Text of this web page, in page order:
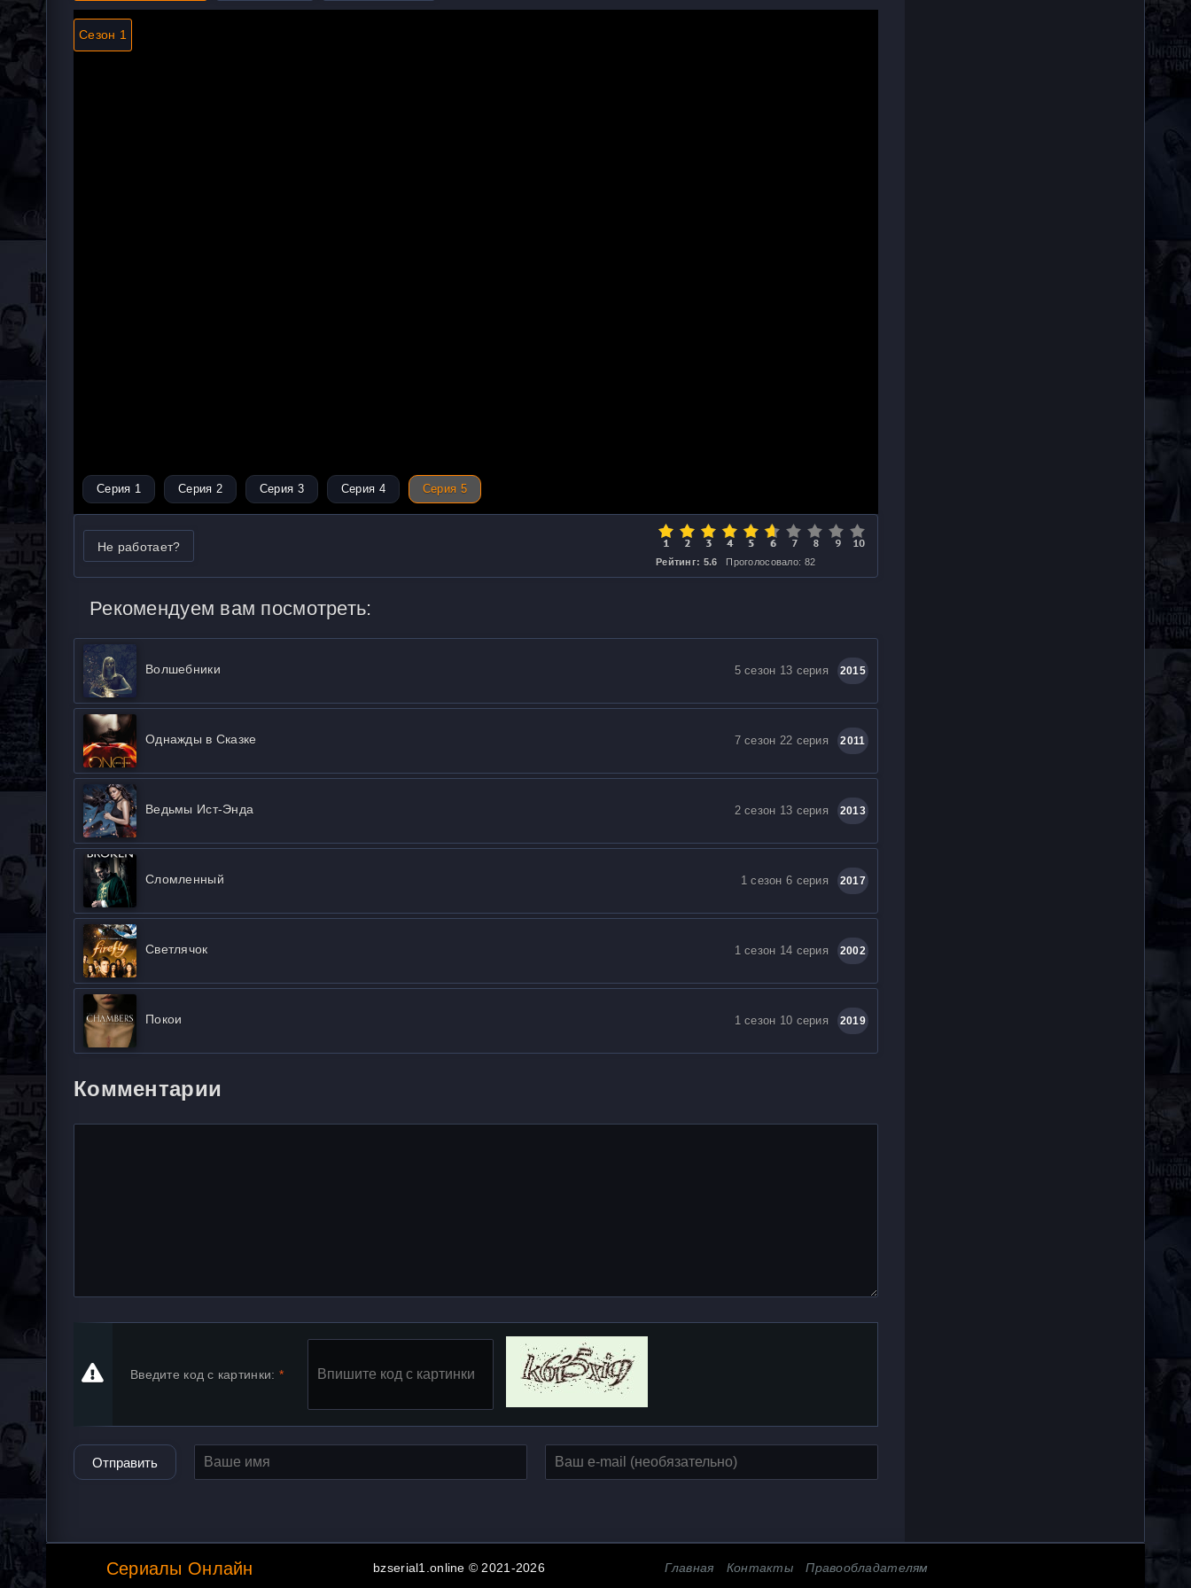
Сезон 1
Серия 1 Серия 2 Серия 3 Серия 4 Серия 5
Не работает?
Рейтинг: 5.6 Проголосовало: 82
Рекомендуем вам посмотреть:
Волшебники 5 сезон 13 серия 2015
Однажды в Сказке 7 сезон 22 серия 2011
Ведьмы Ист-Энда 2 сезон 13 серия 2013
Сломленный 1 сезон 6 серия 2017
Светлячок 1 сезон 14 серия 2002
Покои 1 сезон 10 серия 2019
Комментарии
Введите код с картинки:
Отправить
Сериалы Онлайн bzserial1.online © 2021-2026 Главная Контакты Правообладателям